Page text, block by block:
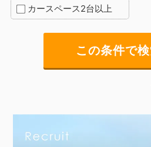
カースペース2台以上